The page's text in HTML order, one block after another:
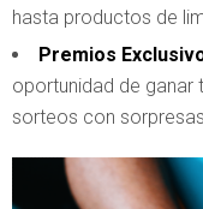
hasta productos de
Premios
oportunidad de ganar
sorteos con